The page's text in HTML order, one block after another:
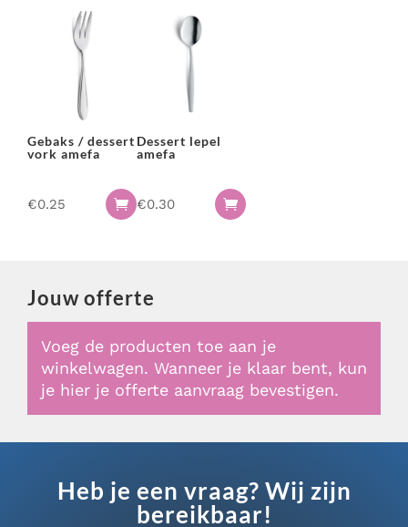
Gebaks / dessert
vork amefa
€0.25 
Dessert lepel
amefa
€0.30 
Jouw offerte
Voeg de producten toe aan je
winkelwagen. Wanneer je klaar bent, kun
je hier je offerte aanvraag bevestigen.
Heb je een vraag? Wij zijn
bereikbaar!